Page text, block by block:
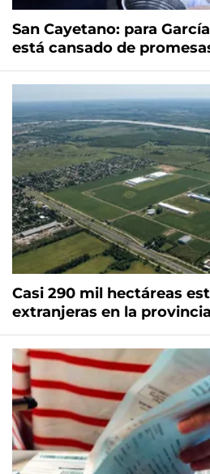
San Cayetano: para
está cansado de
Casi 290 mil hectáreas
extranjeras en la